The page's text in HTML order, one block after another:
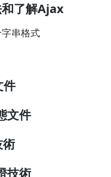
了解Ajax
串格式
件
文件
術
技術